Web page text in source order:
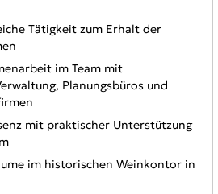
Tätigkeit zum Erhalt der
im Team mit
Planungsbüros und
mit praktischer Unterstützung
im historischen Weinkontor in